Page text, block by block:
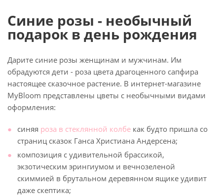
Синие розы - необычный
подарок в день рождения
Дарите синие розы женщинам и мужчинам. Им
обрадуются дети - роза цвета драгоценного сапфира
настоящее сказочное растение. В интернет-магазине
MyBloom представлены цветы с необычными видами
оформления:
синяя роза в стеклянной колбе как будто пришла со
страниц сказок Ганса Христиана Андерсена;
композиция с удивительной брассикой,
экзотическим эрингиумом и вечнозеленой
скиммией в брутальном деревянном ящике удивит
даже скептика;